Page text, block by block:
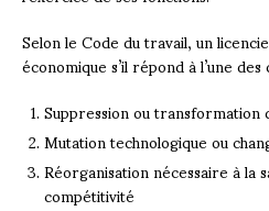
Selon le Code du travail, un
économique s’il répond à l’une
Suppression ou transformation
Mutation technologique ou
Réorganisation nécessaire à la
compétitivité